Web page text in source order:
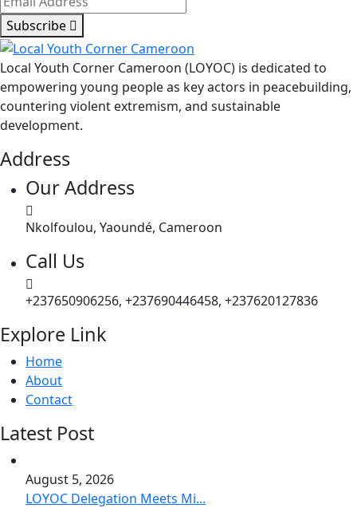
Subscribe
Local Youth Corner Cameroon (LOYOC) is dedicated to
empowering young people as key actors in peacebuilding,
countering violent extremism, and sustainable
development.
Address
Our Address
Nkolfoulou, Yaoundé, Cameroon
Call Us
+237650906256, +237690446458, +237620127836
Explore Link
Home
About
Contact
Latest Post
August 5, 2026
LOYOC Delegation Meets Mi...